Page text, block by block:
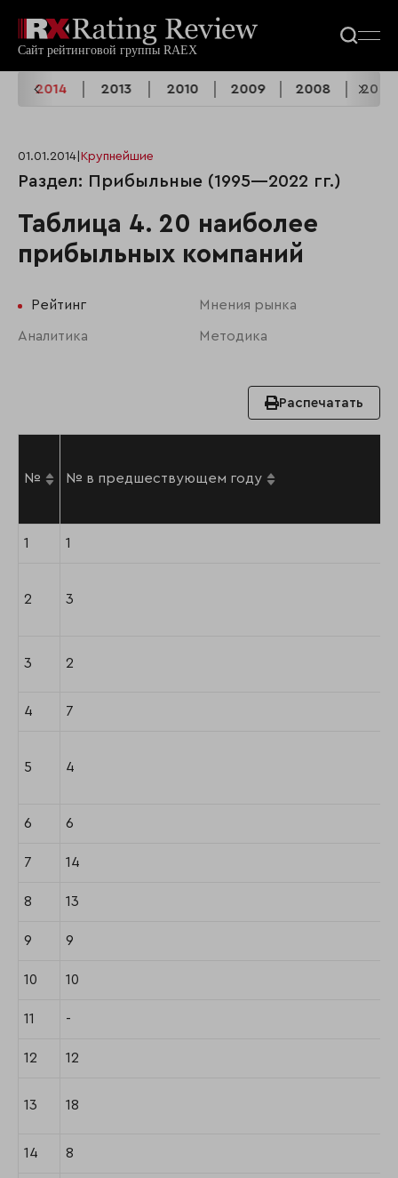
2014 2013 2010 2009 2008 2007
01.01.2014 Крупнейшие
Раздел: Прибыльные (1995—2022 гг.)
Таблица 4. 20 наиболее
прибыльных компаний
Рейтинг Мнения рынка
Аналитика Методика
Распечатать
№ № в предшествующем году
1 1
2 3
3 2
4 7
5 4
6 6
7 14
8 13
9 9
10 10
11 -
12 12
13 18
14 8